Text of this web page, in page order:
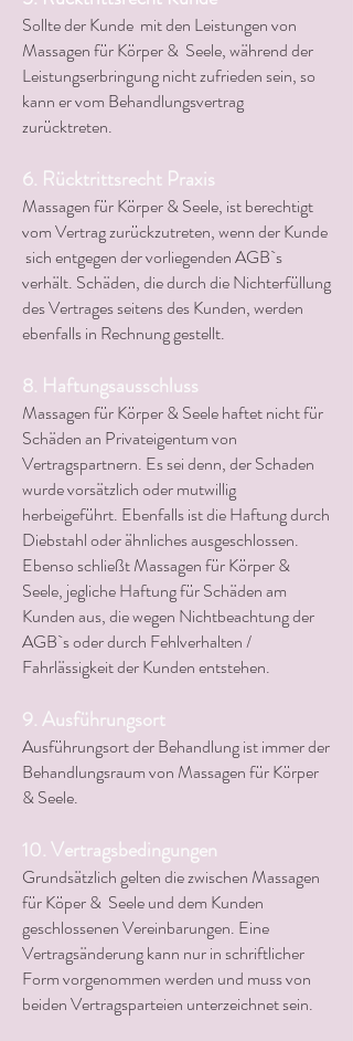
Sollte der Kunde mit den Leistungen von
Massagen für Körper & Seele, während der
Leistungserbringung nicht zufrieden sein, so
kann er vom Behandlungsvertrag
zurücktreten.
6. Rücktrittsrecht Praxis
Massagen für Körper & Seele, ist berechtigt
vom Vertrag zurückzutreten, wenn der Kunde
sich entgegen der vorliegenden AGB`s
verhält. Schäden, die durch die Nichterfüllung
des Vertrages seitens des Kunden, werden
ebenfalls in Rechnung gestellt.
8. Haftungsausschluss
Massagen für Körper & Seele haftet nicht für
Schäden an Privateigentum von
Vertragspartnern. Es sei denn, der Schaden
wurde vorsätzlich oder mutwillig
herbeigeführt. Ebenfalls ist die Haftung durch
Diebstahl oder ähnliches ausgeschlossen.
Ebenso schließt Massagen für Körper &
Seele, jegliche Haftung für Schäden am
Kunden aus, die wegen Nichtbeachtung der
AGB`s oder durch Fehlverhalten /
Fahrlässigkeit der Kunden entstehen.
9. Ausführungsort
Ausführungsort der Behandlung ist immer der
Behandlungsraum von Massagen für Körper
& Seele.
10. Vertragsbedingungen
Grundsätzlich gelten die zwischen Massagen
für Köper & Seele und dem Kunden
geschlossenen Vereinbarungen. Eine
Vertragsänderung kann nur in schriftlicher
Form vorgenommen werden und muss von
beiden Vertragsparteien unterzeichnet sein.